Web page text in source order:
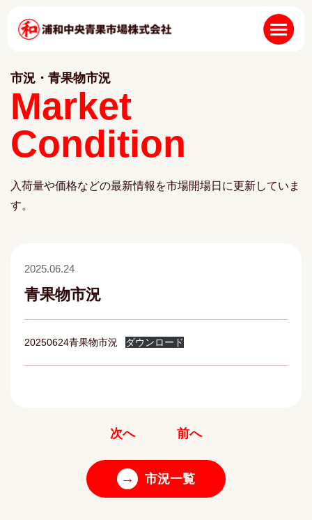
市況・青果物市況
Market
Condition
入荷量や価格などの最新情報を市場開場日に更新していま
す。
2025.06.24
青果物市況
20250624青果物市況 ダウンロード
前へ
次へ
→ 市況一覧